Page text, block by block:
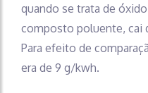
quando se trata de
composto poluente, cai
Para efeito de
era de 9 g/kwh.